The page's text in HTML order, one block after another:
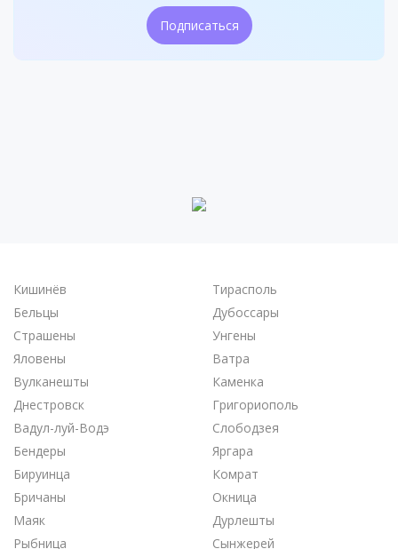
Подписаться
Кишинёв
Бельцы
Страшены
Яловены
Вулканешты
Днестровск
Вадул-луй-Водэ
Бендеры
Тирасполь
Дубоссары
Унгены
Ватра
Каменка
Григориополь
Слободзея
Яргара
Бируинца
Бричаны
Маяк
Рыбница
Комрат
Окница
Дурлешты
Сынжерей